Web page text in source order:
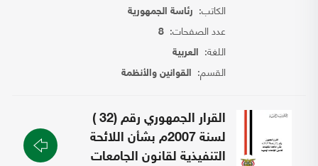
الكاتب: رئاسة الجمهورية
عدد الصفحات:8
اللغة: العربية
القسم: القوانين والأنظمة
القرار الجمهوري رقم (32 )
لسنة 2007م بشأن اللائحة
التنفيذية لقانون الجامعات